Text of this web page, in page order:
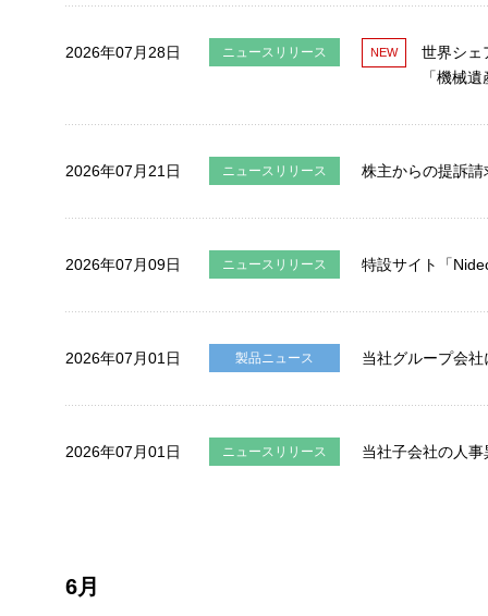
2026年07月28日 ニュースリリース
世界シェ
「機械
2026年07月21日 ニュースリリース 株主からの提訴請
2026年07月09日 ニュースリリース 特設サイト「
2026年07月01日 製品ニュース 当社グループ会
2026年07月01日 ニュースリリース 当社子会社の人
6月